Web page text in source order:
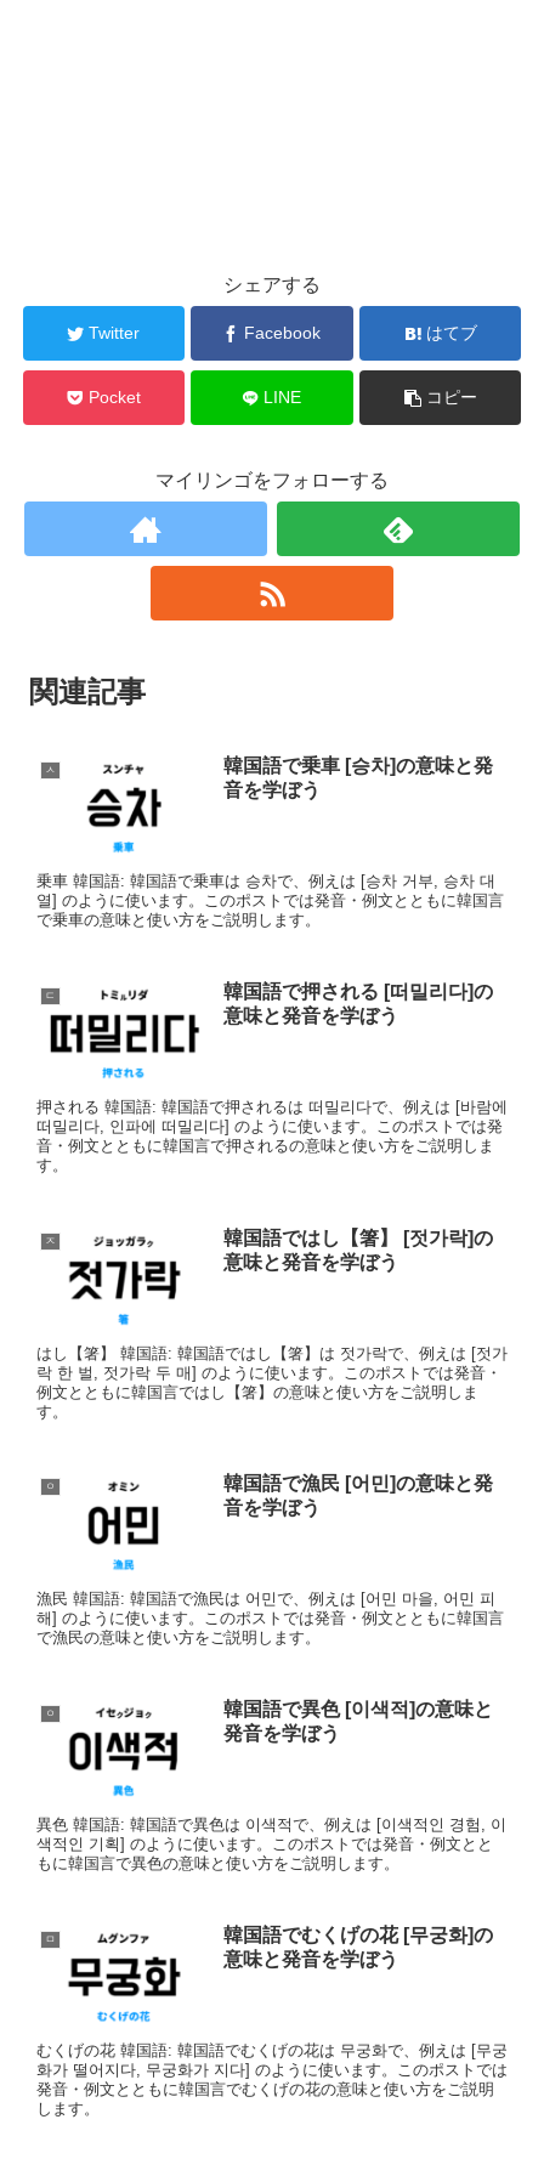
シェアする
Twitter Facebook はてブ
Pocket LINE コピー
マイリンゴをフォローする
関連記事
ㅅ
韓国語で乗車 [승차]の意味と発
音を学ぼう
乗車 韓国語: 韓国語で乗車は 승차で、例えは [승차 거부, 승차 대
열] のように使います。このポストでは発音・例文とともに韓国言
で乗車の意味と使い方をご説明します。
ㄷ
韓国語で押される [떠밀리다]の
意味と発音を学ぼう
押される 韓国語: 韓国語で押されるは 떠밀리다で、例えは [바람에
떠밀리다, 인파에 떠밀리다] のように使います。このポストでは発
音・例文とともに韓国言で押されるの意味と使い方をご説明しま
す。
ㅈ
韓国語ではし【箸】 [젓가락]の
意味と発音を学ぼう
はし【箸】 韓国語: 韓国語ではし【箸】は 젓가락で、例えは [젓가
락 한 벌, 젓가락 두 매] のように使います。このポストでは発音・
例文とともに韓国言ではし【箸】の意味と使い方をご説明しま
す。
ㅇ
韓国語で漁民 [어민]の意味と発
音を学ぼう
漁民 韓国語: 韓国語で漁民は 어민で、例えは [어민 마을, 어민 피
해] のように使います。このポストでは発音・例文とともに韓国言
で漁民の意味と使い方をご説明します。
ㅇ
韓国語で異色 [이색적]の意味と
発音を学ぼう
異色 韓国語: 韓国語で異色は 이색적で、例えは [이색적인 경험, 이
색적인 기획] のように使います。このポストでは発音・例文とと
もに韓国言で異色の意味と使い方をご説明します。
ㅁ
韓国語でむくげの花 [무궁화]の
意味と発音を学ぼう
むくげの花 韓国語: 韓国語でむくげの花は 무궁화で、例えは [무궁
화가 떨어지다, 무궁화가 지다] のように使います。このポストでは
発音・例文とともに韓国言でむくげの花の意味と使い方をご説明
します。